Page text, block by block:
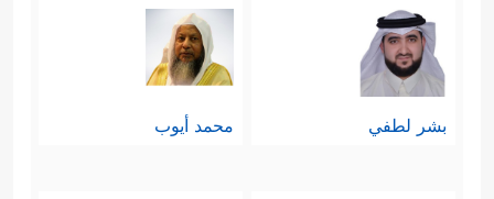
بشر لطفي محمد أيوب